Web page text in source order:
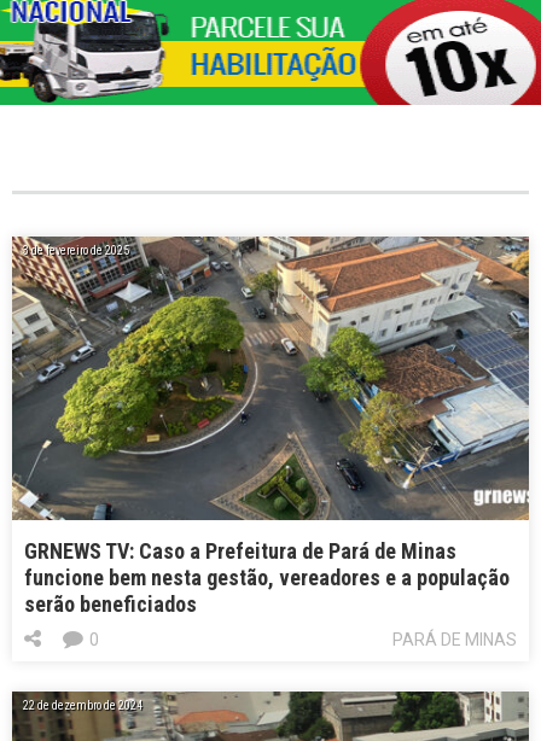
3 de fevereiro de 2025
GRNEWS TV: Caso a Prefeitura de Pará de Minas
funcione bem nesta gestão, vereadores e a população
serão beneficiados
PARÁ DE MINAS
0
22 de dezembro de 2024